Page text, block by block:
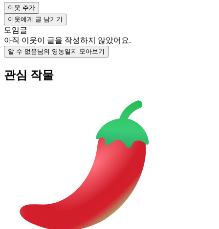
이웃 추가
이웃에게 글 남기기
모임글
아직 이웃이 글을 작성하지 않았어요.
알 수 없음님의 영농일지 모아보기
관심 작물